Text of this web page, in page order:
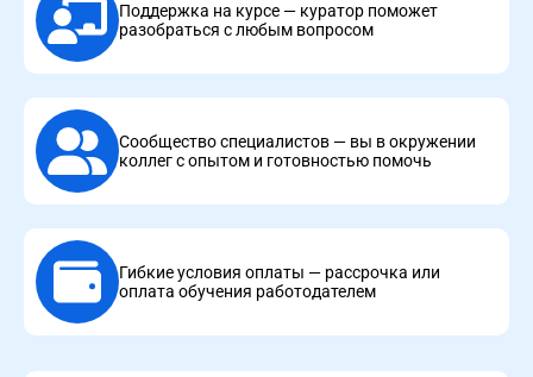
Поддержка на курсе — куратор поможет
разобраться с любым вопросом
Сообщество специалистов — вы в окружении
коллег с опытом и готовностью помочь
Гибкие условия оплаты — рассрочка или
оплата обучения работодателем